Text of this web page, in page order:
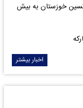
خوزستان به بیش
اخبار بیشتر